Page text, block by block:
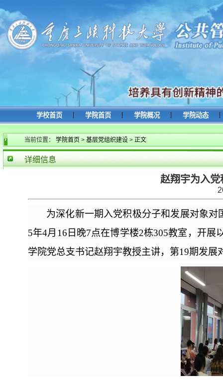
学校首页 学院首页 学院概况 学院动态
当前位置： 学院首页 > 基层党组织建设 > 正文
详细信息
赵翔宇为入
为深化新一期入党积极分子和发展对象
5年4月16日晚7点在博学楼2栋305教室，开展
学院党总支书记赵翔宇教授主讲，第19期发展